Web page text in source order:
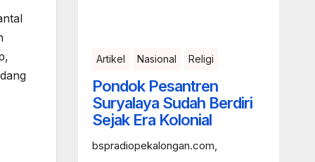
Artikel Nasional Religi
Pondok Pesantren
Suryalaya Sudah Berdiri
Sejak Era Kolonial
bspradiopekalongan.com,